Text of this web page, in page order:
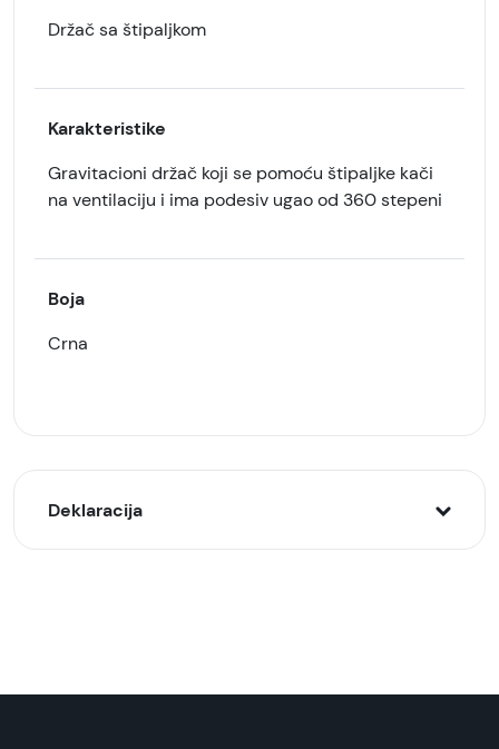
Držač sa štipaljkom
Karakteristike
Gravitacioni držač koji se pomoću štipaljke kači
na ventilaciju i ima podesiv ugao od 360 stepeni
Boja
Crna
Deklaracija
Naziv i vrsta robe: